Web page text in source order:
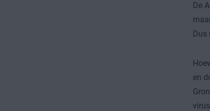
De
Dus
en